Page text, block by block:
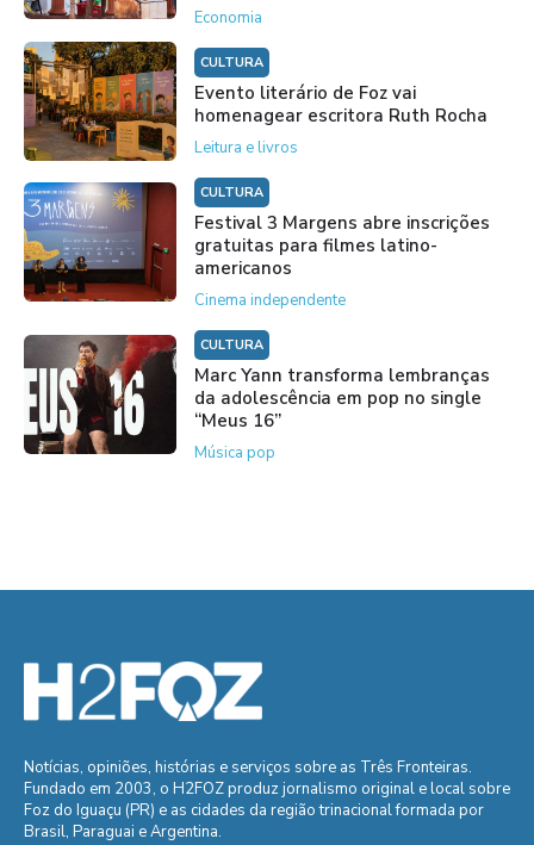
Economia
CULTURA
Evento literário de Foz vai
homenagear escritora Ruth Rocha
Leitura e livros
CULTURA
Festival 3 Margens abre inscrições
gratuitas para filmes latino-
americanos
Cinema independente
CULTURA
Marc Yann transforma lembranças
da adolescência em pop no single
“Meus 16”
Música pop
Notícias, opiniões, histórias e serviços sobre as Três Fronteiras.
Fundado em 2003, o H2FOZ produz jornalismo original e local sobre
Foz do Iguaçu (PR) e as cidades da região trinacional formada por
Brasil, Paraguai e Argentina.